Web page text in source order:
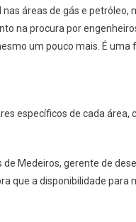
áreas de gás e petróleo,
na procura por
um pouco mais. É uma
específicos de cada
Medeiros, gerente de
que a disponibilidade